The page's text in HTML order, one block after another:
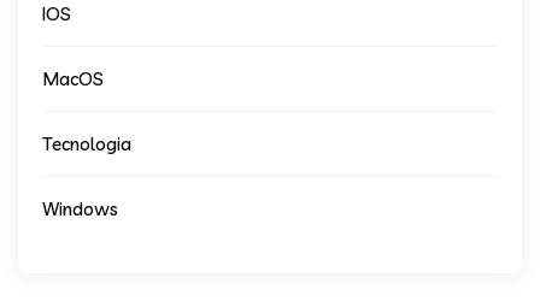
IOS
MacOS
Tecnologia
Windows